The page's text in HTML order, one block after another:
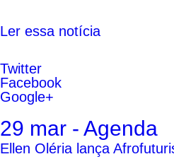
Ler essa notícia
Twitter
Facebook
Google+
29 mar - Agenda
Ellen Oléria lança